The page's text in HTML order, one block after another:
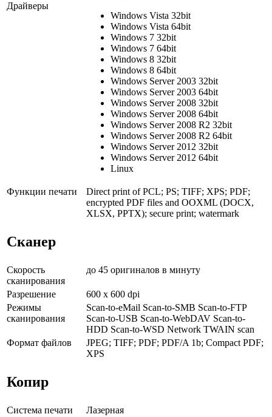
Драйверы
Windows Vista 32bit
Windows Vista 64bit
Windows 7 32bit
Windows 7 64bit
Windows 8 32bit
Windows 8 64bit
Windows Server 2003 32bit
Windows Server 2003 64bit
Windows Server 2008 32bit
Windows Server 2008 64bit
Windows Server 2008 R2 32bit
Windows Server 2008 R2 64bit
Windows Server 2012 32bit
Windows Server 2012 64bit
Linux
Функции печати
Direct print of PCL; PS; TIFF; XPS; PDF;
encrypted PDF files and OOXML (DOCX,
XLSX, PPTX); secure print; watermark
Сканер
Скорость
сканирования
до 45 оригиналов в минуту
Разрешение
600 x 600 dpi
Режимы
сканирования
Scan-to-eMail Scan-to-SMB Scan-to-FTP
Scan-to-USB Scan-to-WebDAV Scan-to-
HDD Scan-to-WSD Network TWAIN scan
Формат файлов
JPEG; TIFF; PDF; PDF/A 1b; Compact PDF;
XPS
Копир
Система печати
Лазерная